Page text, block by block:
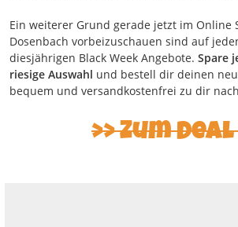
Ein weiterer Grund gerade jetzt im Online
Dosenbach vorbeizuschauen sind auf
diesjährigen Black Week Angebote. Spare
riesige Auswahl und bestell dir deinen
bequem und versandkostenfrei zu dir
Zum Deal